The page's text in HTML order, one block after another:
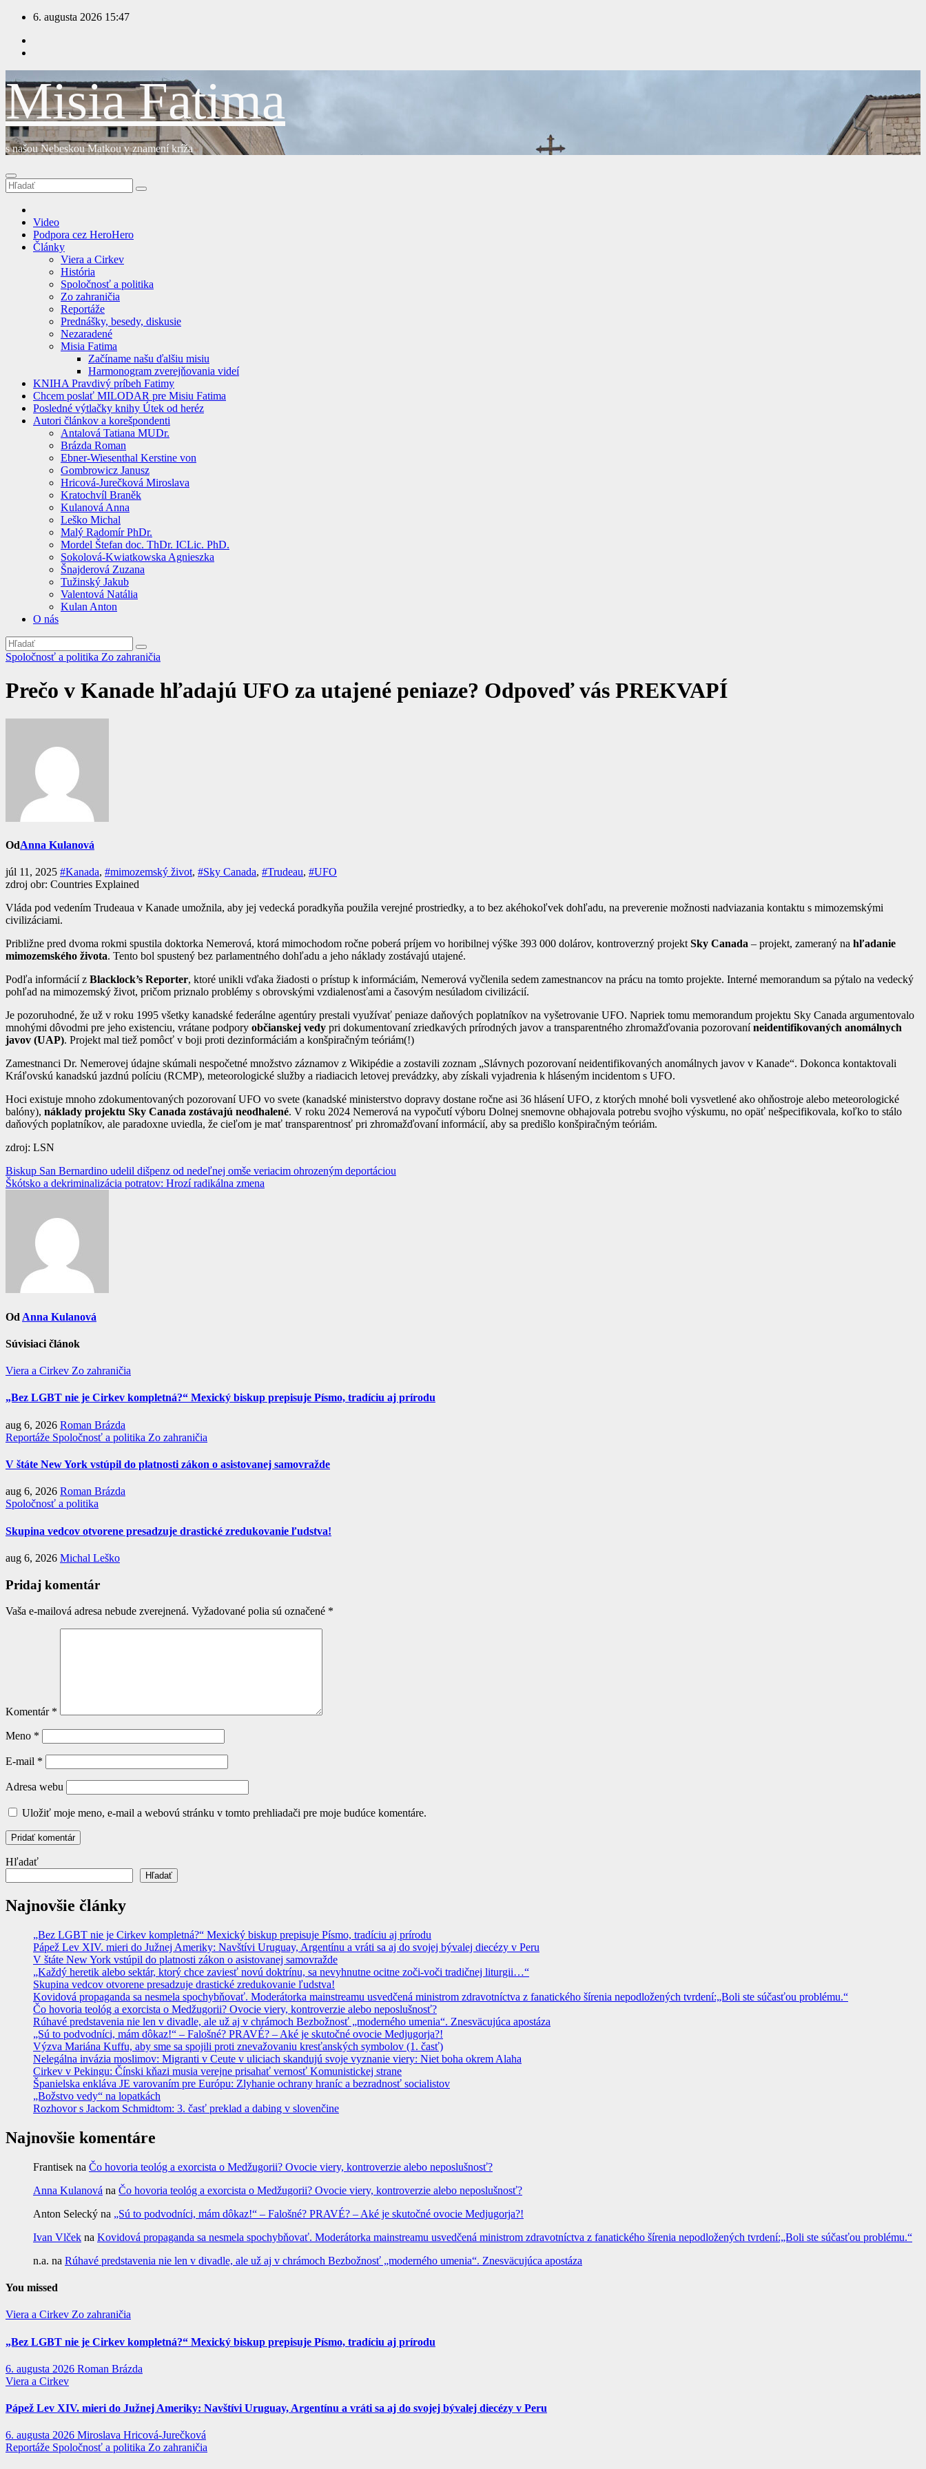
Prejsť
obsah
6. augusta 2026 15:47
Misia Fatima
s našou Nebeskou Matkou v znamení kríža
Video
Podpora cez HeroHero
Články
Viera a Cirkev
História
Spoločnosť a politika
Zo zahraničia
Reportáže
Prednášky, besedy, diskusie
Nezaradené
Misia Fatima
Začíname našu ďalšiu misiu
Harmonogram zverejňovania videí
KNIHA Pravdivý príbeh Fatimy
Chcem poslať MILODAR pre Misiu Fatima
Posledné výtlačky knihy Útek od heréz
Autori článkov a korešpondenti
Antalová Tatiana MUDr.
Brázda Roman
Ebner-Wiesenthal Kerstine von
Gombrowicz Janusz
Hricová-Jurečková Miroslava
Kratochvíl Braněk
Kulanová Anna
Leško Michal
Malý Radomír PhDr.
Mordel Štefan doc. ThDr. ICLic. PhD.
Sokolová-Kwiatkowska Agnieszka
Šnajderová Zuzana
Tužinský Jakub
Valentová Natália
Kulan Anton
O nás
Spoločnosť a politika Zo zahraničia
Prečo v Kanade hľadajú UFO za utajené peniaze? Odpoveď vás PREKVAPÍ
OdAnna Kulanová
júl 11, 2025 #Kanada, #mimozemský život, #Sky Canada, #Trudeau, #UFO
zdroj obr: Countries Explained
Vláda pod vedením Trudeaua v Kanade umožnila, aby jej vedecká poradkyňa použila verejné prostriedky, a to bez akéhokoľvek dohľadu, na preverenie možnosti nadviazania kontaktu s mimozemskými
civilizáciami.
Približne pred dvoma rokmi spustila doktorka Nemerová, ktorá mimochodom ročne poberá príjem vo horibilnej výške 393 000 dolárov, kontroverzný projektSky Canada – projekt, zameraný na hľadanie
mimozemského života. Tento bol spustený bez parlamentného dohľadu a jeho náklady zostávajú utajené.
Podľa informácií z Blacklock’s Reporter, ktoré unikli vďaka žiadosti o prístup k informáciám, Nemerová vyčlenila sedem zamestnancov na prácu na tomto projekte. Interné memorandum sa pýtalo na vedecký
pohľad na mimozemský život, pričom priznalo problémy s obrovskými vzdialenosťami a časovým nesúladom civilizácií.
Je pozoruhodné, že už v roku 1995 všetky kanadské federálne agentúry prestali využívať peniaze daňových poplatníkov na vyšetrovanie UFO. Napriek tomu memorandum projektu Sky Canada argumentovalo
mnohými dôvodmi pre jeho existenciu, vrátane podpory občianskej vedy pri dokumentovaní zriedkavých prírodných javov a transparentného zhromažďovania pozorovaníneidentifikovaných anomálnych
javov (UAP). Projekt mal tiež pomôcť v boji proti dezinformáciám a konšpiračným teóriám(!)
Zamestnanci Dr. Nemerovej údajne skúmali nespočetné množstvo záznamov z Wikipédie a zostavili zoznam „Slávnych pozorovaní neidentifikovaných anomálnych javov v Kanade“. Dokonca kontaktovali
Kráľovskú kanadskú jazdnú políciu (RCMP), meteorologické služby a riadiacich letovej prevádzky, aby získali vyjadrenia k hláseným incidentom s UFO.
Hoci existuje mnoho zdokumentovaných pozorovaní UFO vo svete (kanadské ministerstvo dopravy dostane ročne asi 36 hlásení UFO, z ktorých mnohé boli vysvetlené ako ohňostroje alebo meteorologické
balóny), náklady projektu Sky Canada zostávajú neodhalené. V roku 2024 Nemerová na vypočutí výboru Dolnej snemovne obhajovala potrebu svojho výskumu, no opäť nešpecifikovala, koľko to stálo
daňových poplatníkov, ale paradoxne uviedla, že cieľom je mať transparentnosť pri zhromažďovaní informácií, aby sa predišlo konšpiračným teóriám.
zdroj: LSN
Navigácia
v
Biskup San Bernardino udelil dišpenz od nedeľnej omše veriacim ohrozeným deportáciou
Škótsko a dekriminalizácia potratov: Hrozí radikálna zmena
Od Anna Kulanová
Súvisiaci článok
Viera a Cirkev Zo zahraničia
„Bez LGBT nie je Cirkev kompletná?“ Mexický biskup prepisuje Písmo, tradíciu aj prírodu
aug 6, 2026 Roman Brázda
Reportáže Spoločnosť a politika Zo zahraničia
V štáte New York vstúpil do platnosti zákon o asistovanej samovražde
aug 6, 2026 Roman Brázda
Spoločnosť a politika
Skupina vedcov otvorene presadzuje drastické zredukovanie ľudstva!
aug 6, 2026 Michal Leško
Pridaj komentár
Vaša e-mailová adresa nebude zverejnená. Vyžadované polia sú označené *
Komentár *
Meno *
E-mail *
Adresa webu
Uložiť moje meno, e-mail a webovú stránku v tomto prehliadači pre moje budúce komentáre.
Hľadať
Hľadať
Najnovšie články
„Bez LGBT nie je Cirkev kompletná?“ Mexický biskup prepisuje Písmo, tradíciu aj prírodu
Pápež Lev XIV. mieri do Južnej Ameriky: Navštívi Uruguay, Argentínu a vráti sa aj do svojej bývalej diecézy v Peru
V štáte New York vstúpil do platnosti zákon o asistovanej samovražde
„Každý heretik alebo sektár, ktorý chce zaviesť novú doktrínu, sa nevyhnutne ocitne zoči-voči tradičnej liturgii…“
Skupina vedcov otvorene presadzuje drastické zredukovanie ľudstva!
Kovidová propaganda sa nesmela spochybňovať. Moderátorka mainstreamu usvedčená ministrom zdravotníctva z fanatického šírenia nepodložených tvrdení:„Boli ste súčasťou problému.“
Čo hovoria teológ a exorcista o Medžugorii? Ovocie viery, kontroverzie alebo neposlušnosť?
Rúhavé predstavenia nie len v divadle, ale už aj v chrámoch Bezbožnosť „moderného umenia“. Znesväcujúca apostáza
„Sú to podvodníci, mám dôkaz!“ – Falošné? PRAVÉ? – Aké je skutočné ovocie Medjugorja?!
Výzva Mariána Kuffu, aby sme sa spojili proti znevažovaniu kresťanských symbolov (1. časť)
Nelegálna invázia moslimov: Migranti v Ceute v uliciach skandujú svoje vyznanie viery: Niet boha okrem Alaha
Cirkev v Pekingu: Čínski kňazi musia verejne prisahať vernosť Komunistickej strane
Španielska enkláva JE varovaním pre Európu: Zlyhanie ochrany hraníc a bezradnosť socialistov
„Božstvo vedy“ na lopatkách
Rozhovor s Jackom Schmidtom: 3. časť preklad a dabing v slovenčine
Najnovšie komentáre
Frantisek na Čo hovoria teológ a exorcista o Medžugorii? Ovocie viery, kontroverzie alebo neposlušnosť?
Anna Kulanová na Čo hovoria teológ a exorcista o Medžugorii? Ovocie viery, kontroverzie alebo neposlušnosť?
Anton Selecký na „Sú to podvodníci, mám dôkaz!“ – Falošné? PRAVÉ? – Aké je skutočné ovocie Medjugorja?!
Ivan Vlček na Kovidová propaganda sa nesmela spochybňovať. Moderátorka mainstreamu usvedčená ministrom zdravotníctva z fanatického šírenia nepodložených tvrdení:„Boli ste súčasťou problému.“
n.a. na Rúhavé predstavenia nie len v divadle, ale už aj v chrámoch Bezbožnosť „moderného umenia“. Znesväcujúca apostáza
You missed
Viera a Cirkev Zo zahraničia
„Bez LGBT nie je Cirkev kompletná?“ Mexický biskup prepisuje Písmo, tradíciu aj prírodu
6. augusta 2026 Roman Brázda
Viera a Cirkev
Pápež Lev XIV. mieri do Južnej Ameriky: Navštívi Uruguay, Argentínu a vráti sa aj do svojej bývalej diecézy v Peru
6. augusta 2026 Miroslava Hricová-Jurečková
Reportáže Spoločnosť a politika Zo zahraničia